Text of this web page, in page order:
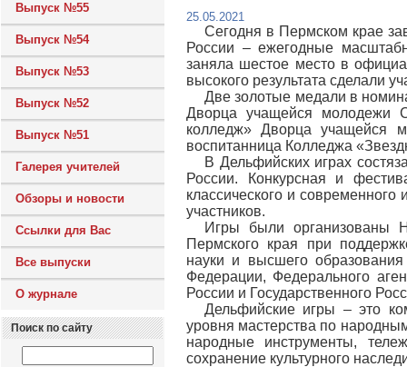
Выпуск №55
Выпуск №54
Выпуск №53
Выпуск №52
Выпуск №51
Галерея учителей
Обзоры и новости
Ссылки для Вас
Все выпуски
О журнале
Поиск по сайту
25.05.2021
Сегодня в Пермском крае
России – ежегодные
заняла шестое место в
высокого результата сделали
Две золотые медали в
Дворца учащейся молодежи
колледж» Дворца учащейся
воспитанница Колледжа
В Дельфийских играх
России. Конкурсная и
классического и современного
участников.
Игры были организованы
Пермского края при
науки и высшего
Федерации, Федерального
России и Государственного
Дельфийские игры – это
уровня мастерства по
народные инструменты,
сохранение культурного